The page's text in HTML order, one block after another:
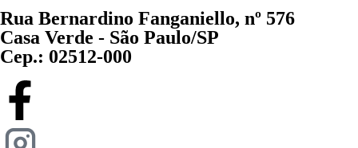
Rua Bernardino Fanganiello, nº 576
Casa Verde - São Paulo/SP
Cep.: 02512-000